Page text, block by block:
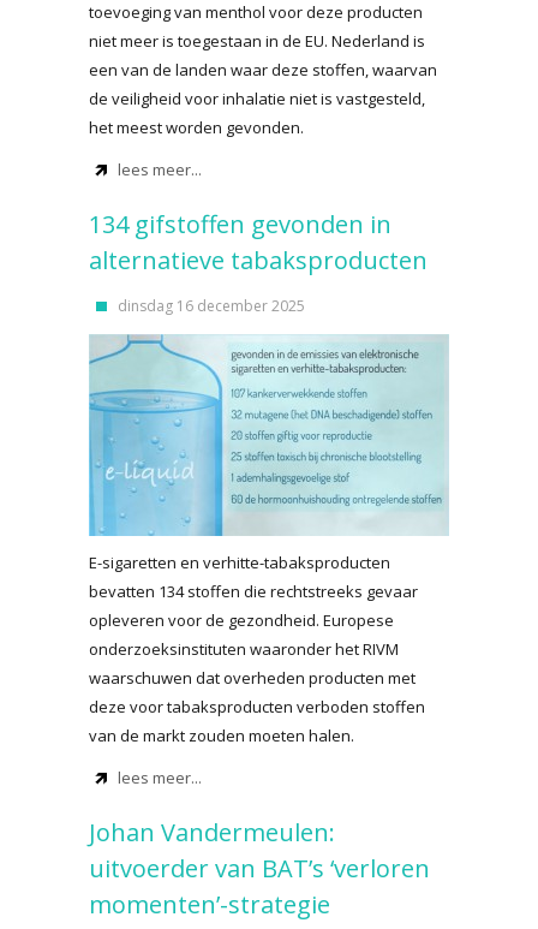
toevoeging van menthol voor deze producten
niet meer is toegestaan in de EU. Nederland is
een van de landen waar deze stoffen, waarvan
de veiligheid voor inhalatie niet is vastgesteld,
het meest worden gevonden.
lees meer...
134 gifstoffen gevonden in
alternatieve tabaksproducten
dinsdag 16 december 2025
E-sigaretten en verhitte-tabaksproducten
bevatten 134 stoffen die rechtstreeks gevaar
opleveren voor de gezondheid. Europese
onderzoeksinstituten waaronder het RIVM
waarschuwen dat overheden producten met
deze voor tabaksproducten verboden stoffen
van de markt zouden moeten halen.
lees meer...
Johan Vandermeulen:
uitvoerder van BAT’s ‘verloren
momenten’-strategie